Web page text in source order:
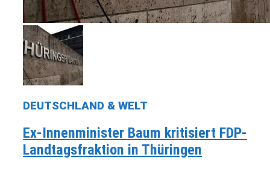
DEUTSCHLAND & WELT
Ex-Innenminister Baum kritisiert FDP-
Landtagsfraktion in Thüringen